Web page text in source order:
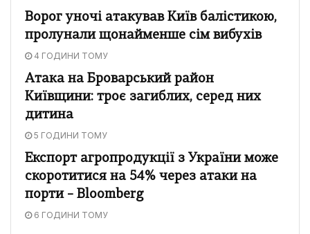
Ворог уночі атакував Київ балістикою,
пролунали щонайменше сім вибухів
4 ГОДИНИ ТОМУ
Атака на Броварський район
Київщини: троє загиблих, серед них
дитина
5 ГОДИНИ ТОМУ
Експорт агропродукції з України може
скоротитися на 54% через атаки на
порти – Bloomberg
6 ГОДИНИ ТОМУ